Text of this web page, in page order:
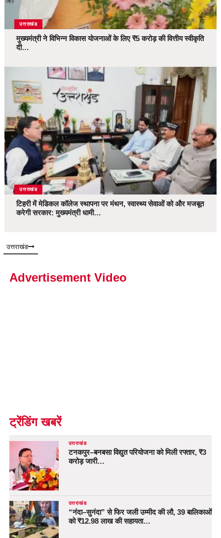
उत्तराखंड
मुख्यमंत्री ने विभिन्न विकास योजनाओं के लिए ₹5 करोड़ की वित्तीय स्वीकृति
दी…
उत्तराखंड
टिहरी में मेडिकल कॉलेज स्थापना पर मंथन, स्वास्थ्य सेवाओं को और मजबूत
करेगी सरकार: मुख्यमंत्री धामी…
उत्तराखंड
Advertisement Video
ट्रेंडिंग खबरें
उत्तराखंड
टनकपुर–बनबसा विद्युत परियोजना को मिली रफ्तार, ₹3
करोड़ जारी…
उत्तराखंड
“नंदा–सुनंदा” से फिर जली उम्मीद की लौ, 39 बालिकाओं
को ₹12.98 लाख की सहायता…